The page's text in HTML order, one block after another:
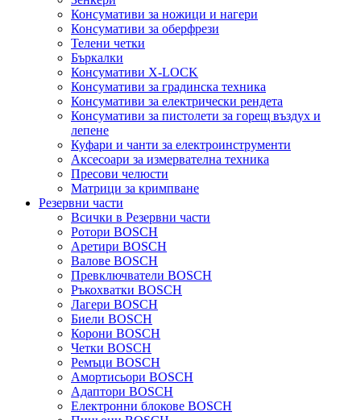
Консумативи за ножици и нагери
Консумативи за оберфрези
Телени четки
Бъркалки
Консумативи X-LOCK
Консумативи за градинска техника
Консумативи за електрически рендета
Консумативи за пистолети за горещ въздух и
лепене
Куфари и чанти за електроинструменти
Аксесоари за измервателна техника
Пресови челюсти
Матрици за кримпване
Резервни части
Всички в Резервни части
Ротори BOSCH
Аретири BOSCH
Валове BOSCH
Превключватели BOSCH
Ръкохватки BOSCH
Лагери BOSCH
Биели BOSCH
Корони BOSCH
Четки BOSCH
Ремъци BOSCH
Амортисьори BOSCH
Адаптори BOSCH
Електронни блокове BOSCH